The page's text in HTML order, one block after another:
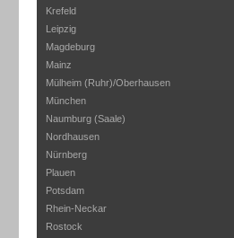
Krefeld
Leipzig
Magdeburg
Mainz
Mülheim (Ruhr)/Oberhausen
München
Naumburg (Saale)
Nordhausen
Nürnberg
Plauen
Potsdam
Rhein-Neckar
Rostock